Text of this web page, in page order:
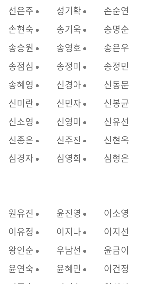
선은주 성기확
손순연
손현숙 송기욱
송명순
송승원 송영호
송은우
송점심 송정미
송정민
송혜영 신경아
신동문
신미란 신민자
신봉균
신소영 신영미
신유선
신종은 신주진
신현옥
심경자 심영희 심형은
원유진 윤진영
이소영
이유정 이지나
이지선
왕인순 우남선
윤금이
윤연숙 윤혜민
이건정